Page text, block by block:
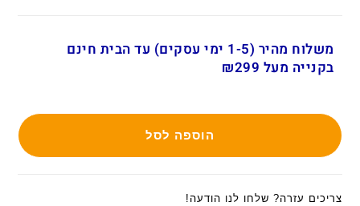
משלוח מהיר (1-5 ימי עסקים) עד הבית חינם
בקנייה מעל ₪299
הוספה לסל
צריכים עזרה? שלחו לנו הודעה!